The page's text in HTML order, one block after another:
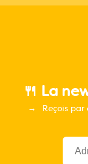
🍴 La
Reçois